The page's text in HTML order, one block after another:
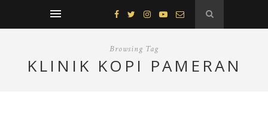
Browsing Tag
KLINIK KOPI PAMERAN